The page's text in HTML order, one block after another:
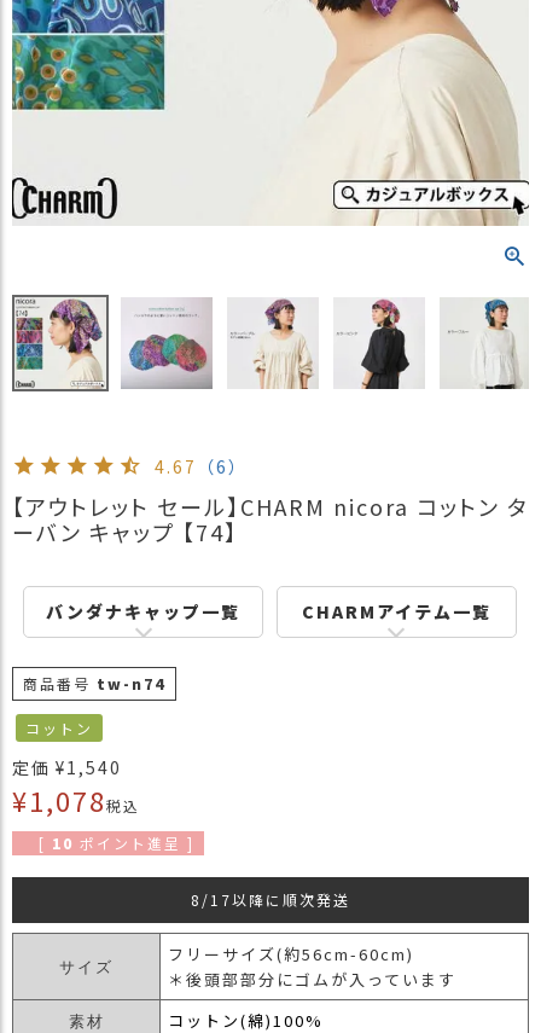
商
品
カ
テ
閲
買
い
物
新
作
商
ン
グ
お
客
様
声
Youtube
4.67 （6）
【アウトレット セール】CHARM nicora コットン タ
ーバン キャップ 【74】
バンダナキャップ一覧 CHARMアイテム一覧
商品番号 tw-n74
コットン
定価 ¥1,540
¥1,078税込
[ 10 ポイント進呈 ]
8/17以降に順次発送
サイズ
フリーサイズ(約56cm-60cm)
＊後頭部部分にゴムが入っています
素材 コットン(綿)100%